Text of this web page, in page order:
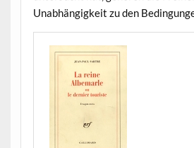
Unabhängigkeit zu den